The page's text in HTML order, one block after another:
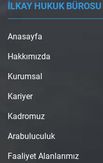
İLKAY HUKUK BÜROSU
Anasayfa
Hakkımızda
Kurumsal
Kariyer
Kadromuz
Arabuluculuk
Faaliyet Alanlarımız